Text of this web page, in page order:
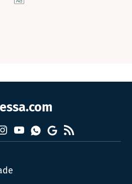
YouTubeWhatsapp
Google
News
RSS